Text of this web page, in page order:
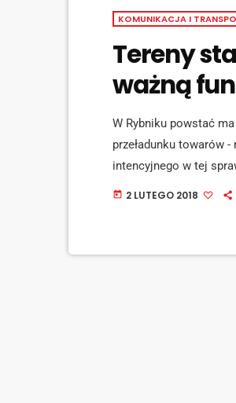
KOMUNIKACJA I
Tereny
ważną
W Rybniku powstać
przeładunku towarów
intencyjnego w tej
którego trafiają i z
today 2 LUTEGO 2018